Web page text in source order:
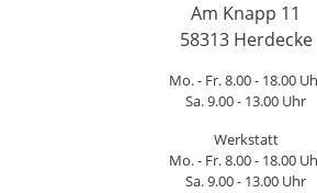
Am Knapp 11
58313 Herdecke
Mo. - Fr. 8.00 - 18.00
Sa. 9.00 - 13.00 Uhr
Werkstatt
Mo. - Fr. 8.00 - 18.00
Sa. 9.00 - 13.00 Uhr